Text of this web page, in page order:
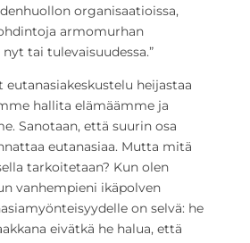
organisaatioissa,
armomurhan
tai tulevaisuudessa.”
eutanasiakeskustelu heijastaa
hallita elämäämme ja
Sanotaan, että suurin osa
eutanasiaa. Mutta mitä
tarkoitetaan? Kun olen
vanhempieni ikäpolven
on selvä: he
eivätkä he halua, että